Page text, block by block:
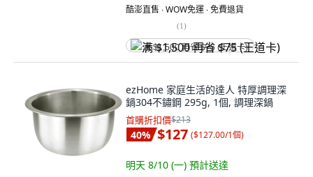
酷澎直售 ∙ WOW免運 ∙ 免費退貨
(1)
满 $1,500 再省 $75 (王道卡)
ezHome 家庭生活的達人 特厚調理深
鍋304不鏽鋼 295g, 1個, 調理深鍋
首購折扣價$213
40% $127 ($127.00/1個)
明天 8/10 (一) 預計送達